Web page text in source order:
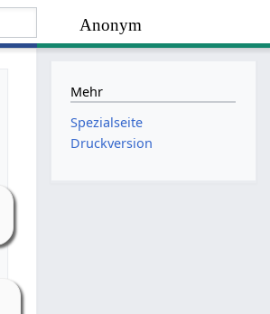
Anonym
Mehr
Spezialseite
Druckversion